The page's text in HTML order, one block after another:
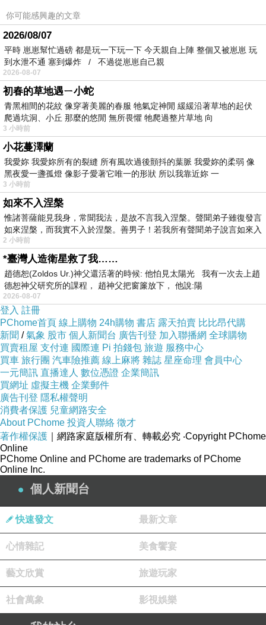
近年來 我喜歡石竹清淡的花色 或是單一粉色
也非常喜歡純白石竹
底下就是今年初春播種 最近剛開的小品種白花
石竹
你可能感興趣的文章
2026/08/07
平時 崽崽幫忙過磅 都是玩一下玩一下 今天親自上陣 整個又被崽崽 玩
到水泄不通 塞到爆炸 / 不過從崽崽自己親
2026-08-07
初春的草地遇ㄧ小蛇
青黑相間的花紋 像穿著美麗的春服 牠氣定神閒 緩緩沿著草地的起伏
爬過坑洞、小丘 那麼的悠閒 無所畏懼 牠爬過整片草地 向
3 小時前
小花蔓澤蘭
我愛妳 我愛妳所有的裂縫 所有風吹過後顫抖的葉脈 我愛妳的柔弱 像
黑夜愛一盞孤燈 像影子愛著它唯一的形狀 所以我靠近妳 一
3 小時前
如來不入涅槃
惟諸菩薩能見我身，常聞我法，是故不言我入涅槃。聲聞弟子雖復發言
如來涅槃，而我實不入於涅槃。善男子！若我所有聲聞弟子說言如來入
2 小時前
*臺灣人造衛星救了我……
趙德恕(Zoldos Ur.)神父還活著的時候: 他怕見太陽光 我有一次去上趙
德恕神父研究所的課程， 趙神父把窗簾放下， 他說:陽
2026-08-07
登入 註冊
PChome首頁 線上購物 24h購物 書店 露天拍賣 比比昂代購
新聞 /氣象 股市 個人新聞台 廣告刊登 加入聯播網 全球購物
買賣租屋 支付連 國際連 Pi 拍錢包 旅遊 服務中心
買車 旅行團 汽車險推薦 線上麻將 雜誌 星座命理 會員中心
一元簡訊 直播達人 數位憑證 企業簡訊
買網址 虛擬主機 企業郵件
廣告刊登 隱私權聲明
消費者保護 兒童網路安全
About PChome 投資人聯絡 徵才
著作權保護 ｜網路家庭版權所有、轉載必究 ‧Copyright PChome
Online
PChome Online and PChome are trademarks of PChome
Online Inc.
個人新聞台
快速發文 最新文章
心情雜記 美食饗宴
藝文欣賞 旅遊玩家
社會萬象 影視娛樂